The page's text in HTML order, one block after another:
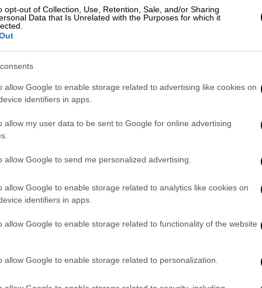
opt-out of Collection, Use, Retention, Sale, and/or Sharing
Data that Is Unrelated with the Purposes for which it
allow Google to enable storage related to advertising like cookies on
identifiers in apps.
allow my user data to be sent to Google for online advertising
allow Google to send me personalized advertising.
allow Google to enable storage related to analytics like cookies on
identifiers in apps.
allow Google to enable storage related to functionality of the website
allow Google to enable storage related to personalization.
ειδήσεωνAnadoluμε τίτλο «ΟΗΕ
παράτυπων μεταναστώναπό τοκρύοπου
ότι η Safa Msehli, εκπρόσωπος
(ΔΟΜ) του ΟΗΕ για τη μετανάστευση,
σε συζητήσεις με τις αρμόδιες αρχές
που 12 παράτυποι μετανάστες
ελληνικάσύνορα. Καταγγέλλοντας τις
ατόμων που κινούνται στα σύνορα
μέρη του κόσμου, όπως έχει
τον ΔΟΜ, η Msehli ζήτησε δράση για
απαγορεύονται βάσει του
καμία περίπτωση», είπε η Msehli,
να δοθεί προτεραιότητα στο
ανθρώπινα δικαιώματα των παράτυπων